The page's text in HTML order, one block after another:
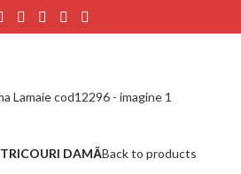
TRICOURI DAMĂBack to products